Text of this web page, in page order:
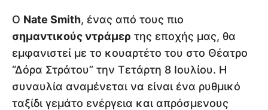
Ο Nate Smith, ένας από τους πιο
σημαντικούς ντράμερ της εποχής μας, θα
εμφανιστεί με το κουαρτέτο του στο Θέατρο
“Δόρα Στράτου” την Τετάρτη 8 Ιουλίου. Η
συναυλία αναμένεται να είναι ένα ρυθμικό
ταξίδι γεμάτο ενέργεια και απρόσμενους